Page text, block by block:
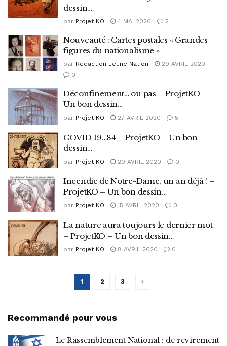
dessin…
par Projet KO 4 MAI 2020 2
Nouveauté : Cartes postales « Grandes
figures du nationalisme »
par Redaction Jeune Nation
29 AVRIL 2020
0
Déconfinement… ou pas – ProjetKO –
Un bon dessin…
par Projet KO 27 AVRIL 2020 5
COVID 19…84 – ProjetKO – Un bon
dessin…
par Projet KO 20 AVRIL 2020 0
Incendie de Notre-Dame, un an déjà ! –
ProjetKO – Un bon dessin…
par Projet KO 15 AVRIL 2020 0
La nature aura toujours le dernier mot
– ProjetKO – Un bon dessin…
par Projet KO 8 AVRIL 2020 0
1 2 3
Recommandé pour vous
Le Rassemblement National : de revirement